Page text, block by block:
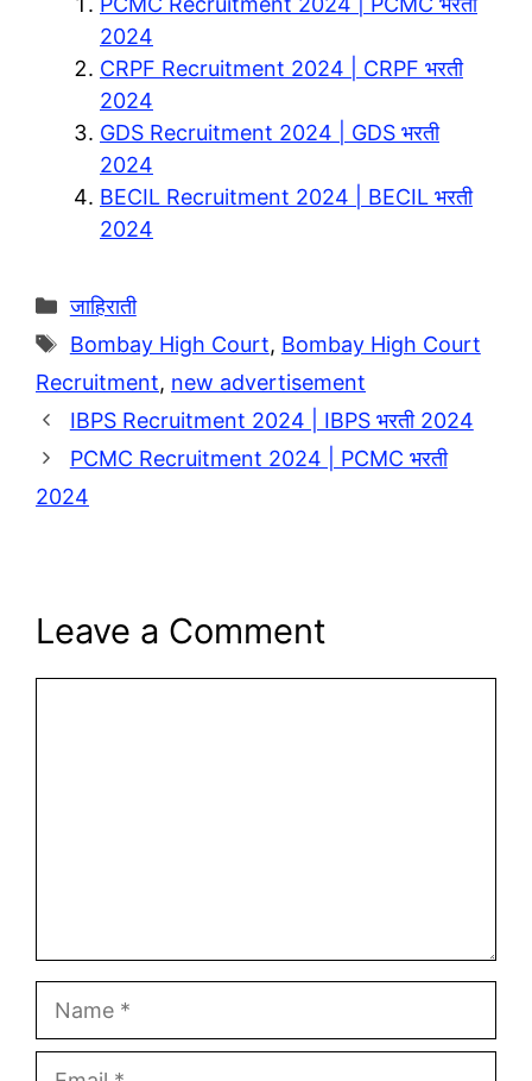
2024
CRPF Recruitment 2024 | CRPF भरती
2024
GDS Recruitment 2024 | GDS भरती
2024
BECIL Recruitment 2024 | BECIL भरती
2024
Categories
जाहिराती
Tags
Bombay High Court, Bombay High Court
Recruitment, new advertisement
IBPS Recruitment 2024 | IBPS भरती 2024
PCMC Recruitment 2024 | PCMC भरती
2024
Leave a Comment
Name
Email